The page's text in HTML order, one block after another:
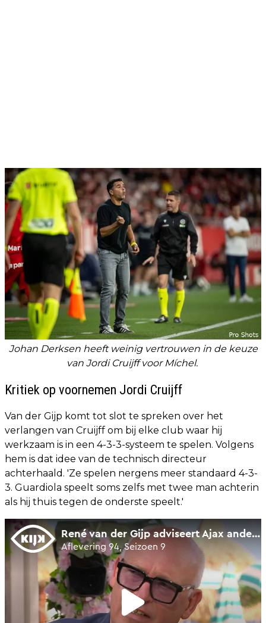
Johan Derksen heeft weinig vertrouwen in de keuze
van Jordi Cruijff voor Míchel.
Kritiek op voornemen Jordi Cruijff
Van der Gijp komt tot slot te spreken over het
verlangen van Cruijff om bij elke club waar hij
werkzaam is in een 4-3-3-systeem te spelen. Volgens
hem is dat idee van de technisch directeur
achterhaald. 'Ze spelen nergens meer standaard 4-3-
3. Guardiola speelt soms zelfs met twee man achterin
als hij thuis tegen de onderste speelt.'